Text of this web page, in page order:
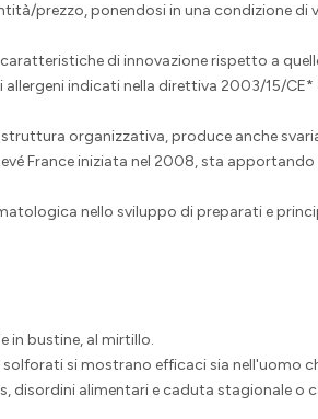
prezzo, ponendosi in una condizione
di innovazione rispetto a
allergeni indicati nella direttiva 2003/15/
organizzativa, produce anche
France iniziata nel 2008, sta
nello sviluppo di preparati e
in bustine, al mirtillo.
si mostrano efficaci sia nell'uomo
disordini alimentari e caduta stagionale o